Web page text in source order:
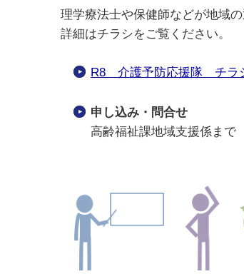
理学療法士や保健師などが地域
詳細はチラシをご覧ください。
R8 介護予防応援隊 チラ
申し込み・問合せ
高齢福祉課地域支援係まで